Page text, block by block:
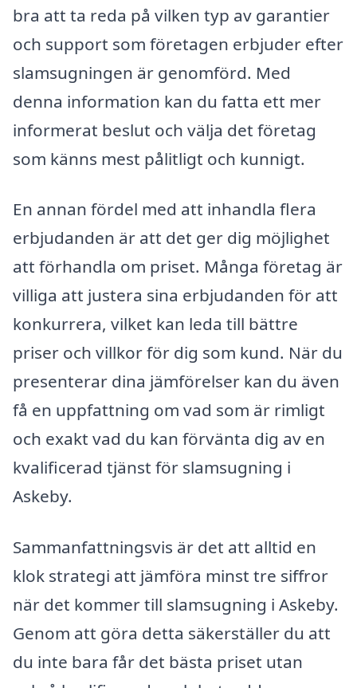
bra att ta reda på vilken typ av garantier
och support som företagen erbjuder efter
slamsugningen är genomförd. Med
denna information kan du fatta ett mer
informerat beslut och välja det företag
som känns mest pålitligt och kunnigt.
En annan fördel med att inhandla flera
erbjudanden är att det ger dig möjlighet
att förhandla om priset. Många företag är
villiga att justera sina erbjudanden för att
konkurrera, vilket kan leda till bättre
priser och villkor för dig som kund. När du
presenterar dina jämförelser kan du även
få en uppfattning om vad som är rimligt
och exakt vad du kan förvänta dig av en
kvalificerad tjänst för slamsugning i
Askeby.
Sammanfattningsvis är det att alltid en
klok strategi att jämföra minst tre siffror
när det kommer till slamsugning i Askeby.
Genom att göra detta säkerställer du att
du inte bara får det bästa priset utan